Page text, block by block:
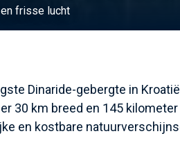
frisse lucht
Dinaride-gebergte in
30 km breed en 145
en kostbare